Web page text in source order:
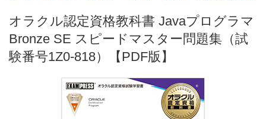
オラクル認定資格教科書 Javaプログラマ
Bronze SE スピードマスター問題集（試
験番号1Z0-818）【PDF版】